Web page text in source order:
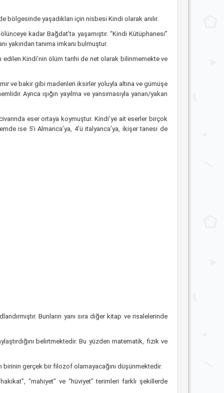
bölgesinde yaşadıkları için nisbesi Kindi olarak anılır.
kadar Bağdat’ta yaşamıştır. “Kindi Kütüphanesi”
yakından tanıma imkanı bulmuştur.
Kindi’nin ölüm tarihi de net olarak bilinmemekte ve
ve bakır gibi madenleri iksirler yoluyla altına ve gümüşe
Ayrıca ışığın yayılma ve yansımasıyla yanan/yakan
eser ortaya koymuştur. Kindi’ye ait eserler birçok
ise 5’i Almanca’ya, 4’ü italyanca’ya, ikişer tanesi de
Bunların yanı sıra diğer kitap ve risalelerinde
belirtmektedir. Bu yüzden matematik, fizik ve
birinin gerçek bir filozof olamayacağını düşünmektedir.
“mahiyet” ve “hüviyet” terimleri farklı şekillerde